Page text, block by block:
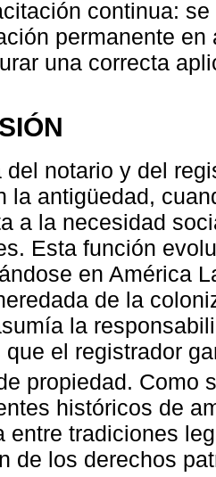
continua:
permanente
una correcta
del notario y del
la antigüedad,
a la necesidad
Esta función
en América
de la
la
que el registrador
propiedad. Como
históricos de
entre tradiciones
de los derechos